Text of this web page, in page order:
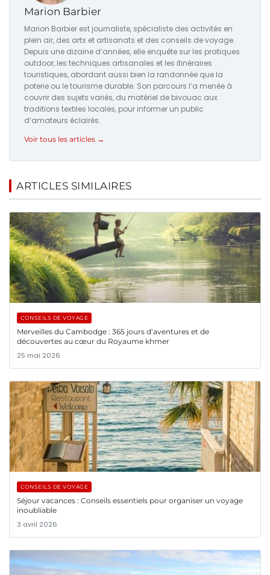
Marion Barbier
Marion Barbier est journaliste, spécialiste des activités en
plein air, des arts et artisanats et des conseils de voyage.
Depuis une dizaine d’années, elle enquête sur les pratiques
outdoor, les techniques artisanales et les itinéraires
touristiques, abordant aussi bien la randonnée que la
poterie ou le tourisme durable. Son parcours l’a menée à
couvrir des sujets variés, du matériel de bivouac aux
traditions textiles locales, pour informer un public
d’amateurs éclairés.
Voir tous les articles →
ARTICLES SIMILAIRES
CONSEILS DE VOYAGE
Merveilles du Cambodge : 365 jours d’aventures et de
découvertes au cœur du Royaume khmer
25 mai 2026
CONSEILS DE VOYAGE
Séjour vacances : Conseils essentiels pour organiser un voyage
inoubliable
3 avril 2026